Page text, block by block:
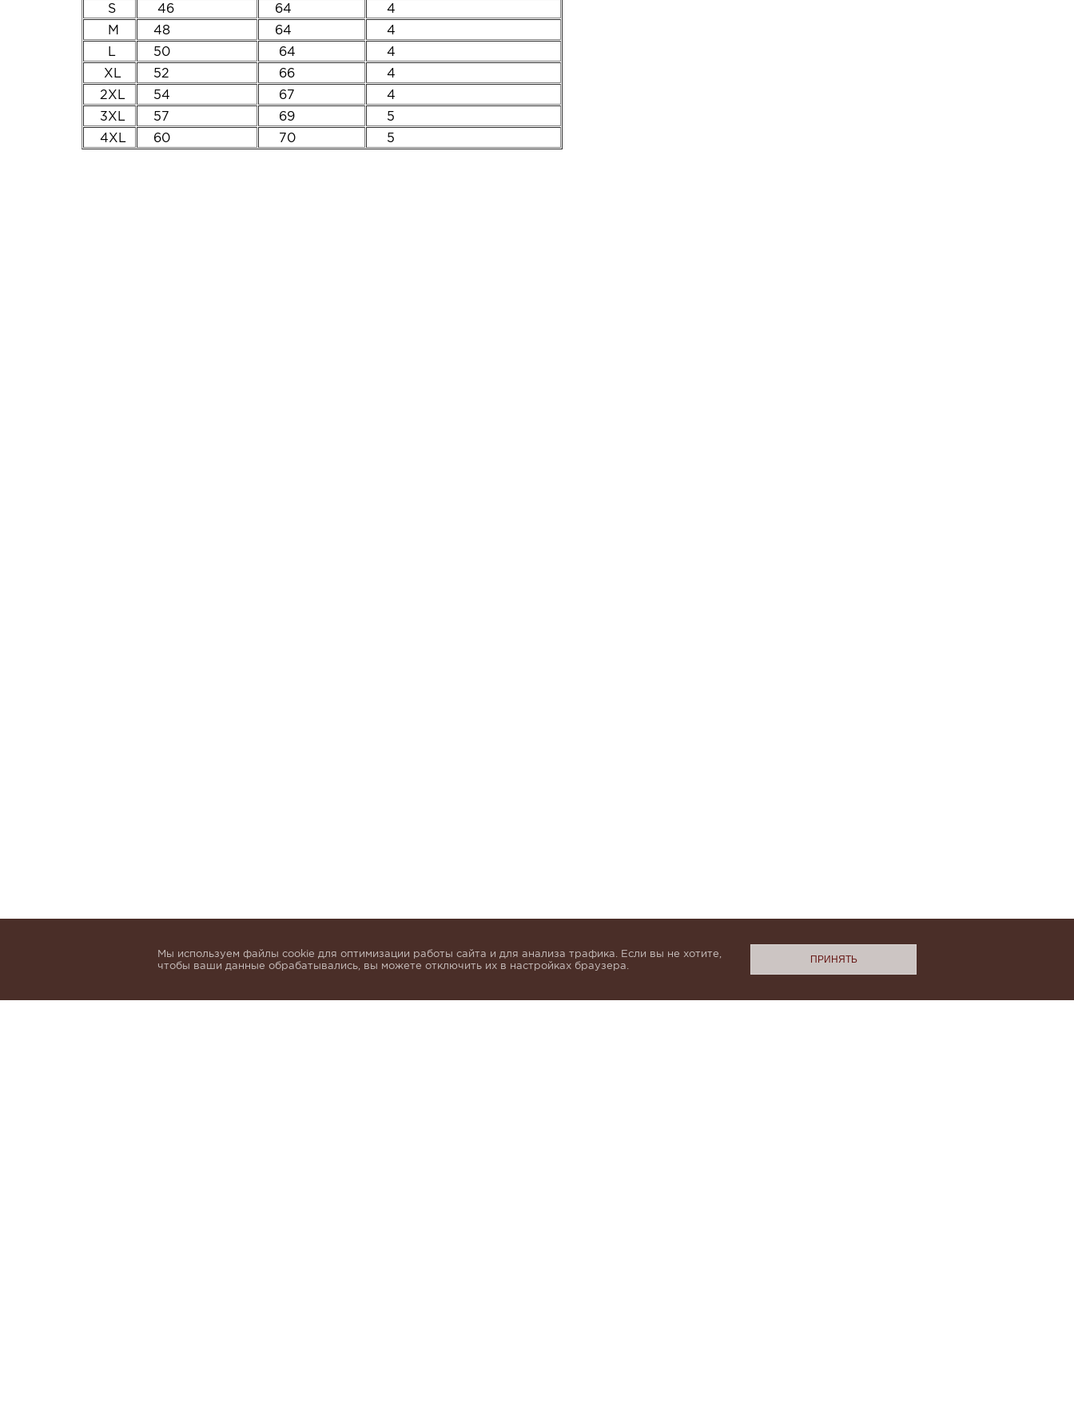
S
46 64
4
M
48 64
4
L
50 64
4
XL
52 66
4
2XL
54 67
4
3XL
57 69
5
4XL
60 70 5
Мы используем файлы cookie для оптимизации работы сайта и для анализа трафика. Если вы не хотите,
чтобы ваши данные обрабатывались, вы можете отключить их в настройках браузера.
ПРИНЯТЬ